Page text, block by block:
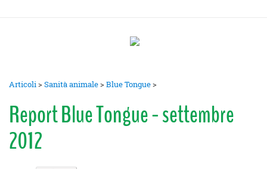
Articoli>Sanità animale>Blue Tongue>
Report Blue Tongue - settembre
2012